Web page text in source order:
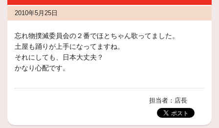
2010年5月25日
忘れ物撲滅委員会の２番でほとちゃん歌ってました。
土屋も踊りが上手になってますね。
それにしても、日本大丈夫？
かなり心配です。
担当者：店長